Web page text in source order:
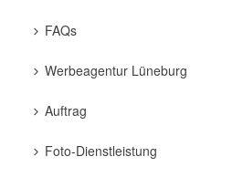
FAQs
Werbeagentur Lüneburg
Auftrag
Foto-Dienstleistung